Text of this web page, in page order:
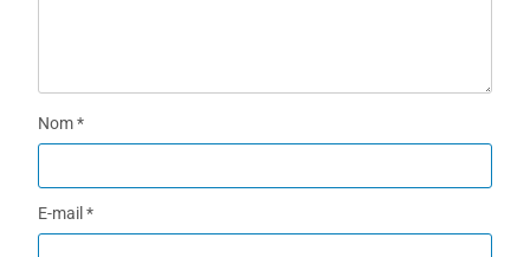
Nom*
E-mail*